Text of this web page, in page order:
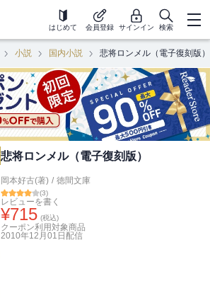
はじめて 会員登録 サインイン 検索
小説 国内小説 悲将ロンメル（電子復刻版）
悲将ロンメル（電子復刻版）
岡本好古(著) / 徳間文庫
(3)
レビューを書く
¥715 (税込)
クーポン利用対象商品
2010年12月01日 配信